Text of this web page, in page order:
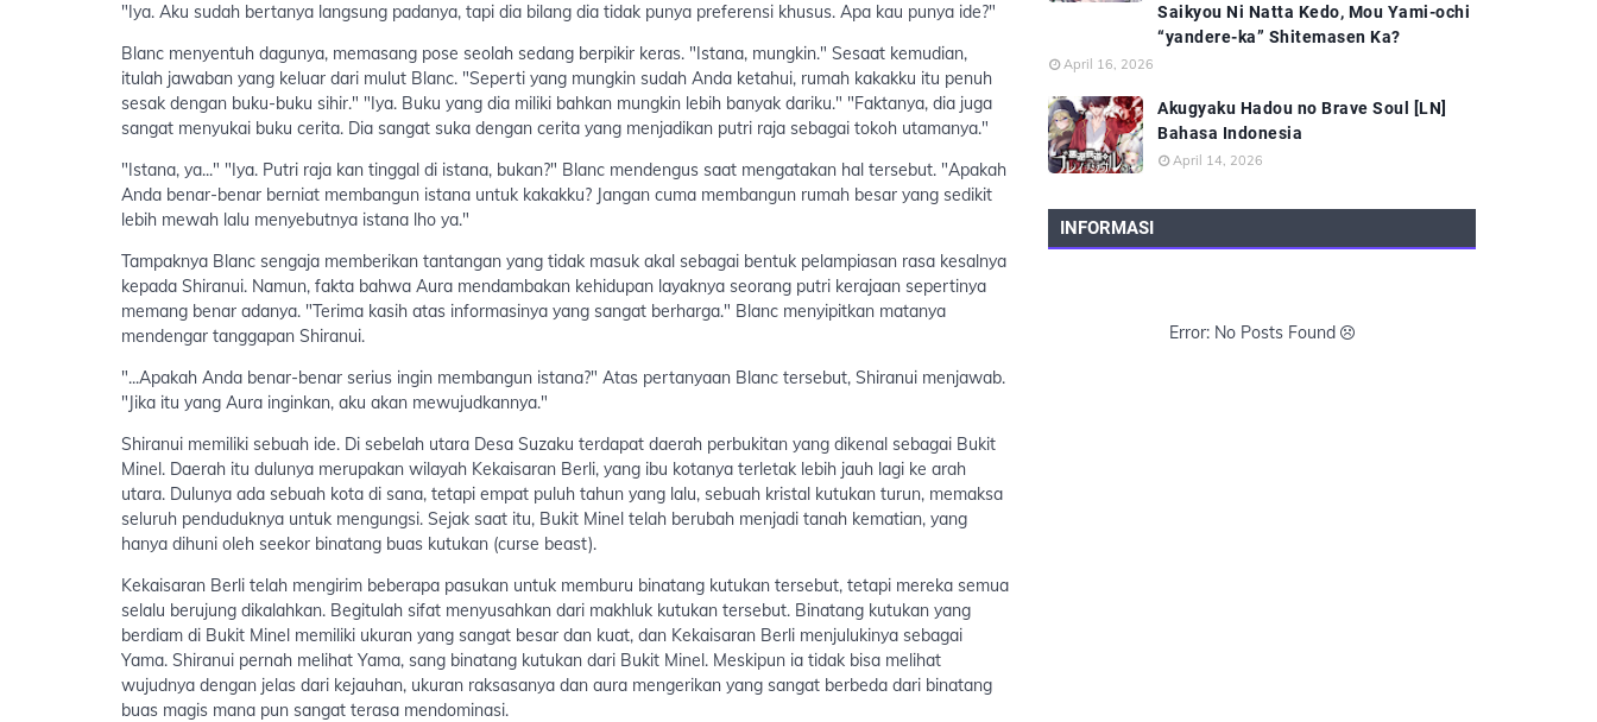
"Iya. Aku sudah bertanya langsung padanya, tapi dia bilang dia tidak punya preferensi khusus. Apa kau punya ide?"
Blanc menyentuh dagunya, memasang pose seolah sedang berpikir keras. "Istana, mungkin." Sesaat kemudian,
itulah jawaban yang keluar dari mulut Blanc. "Seperti yang mungkin sudah Anda ketahui, rumah kakakku itu penuh
sesak dengan buku-buku sihir." "Iya. Buku yang dia miliki bahkan mungkin lebih banyak dariku." "Faktanya, dia juga
sangat menyukai buku cerita. Dia sangat suka dengan cerita yang menjadikan putri raja sebagai tokoh utamanya."
"Istana, ya..." "Iya. Putri raja kan tinggal di istana, bukan?" Blanc mendengus saat mengatakan hal tersebut. "Apakah
Anda benar-benar berniat membangun istana untuk kakakku? Jangan cuma membangun rumah besar yang sedikit
lebih mewah lalu menyebutnya istana lho ya."
Tampaknya Blanc sengaja memberikan tantangan yang tidak masuk akal sebagai bentuk pelampiasan rasa kesalnya
kepada Shiranui. Namun, fakta bahwa Aura mendambakan kehidupan layaknya seorang putri kerajaan sepertinya
memang benar adanya. "Terima kasih atas informasinya yang sangat berharga." Blanc menyipitkan matanya
mendengar tanggapan Shiranui.
"...Apakah Anda benar-benar serius ingin membangun istana?" Atas pertanyaan Blanc tersebut, Shiranui menjawab.
"Jika itu yang Aura inginkan, aku akan mewujudkannya."
Shiranui memiliki sebuah ide. Di sebelah utara Desa Suzaku terdapat daerah perbukitan yang dikenal sebagai Bukit
Minel. Daerah itu dulunya merupakan wilayah Kekaisaran Berli, yang ibu kotanya terletak lebih jauh lagi ke arah
utara. Dulunya ada sebuah kota di sana, tetapi empat puluh tahun yang lalu, sebuah kristal kutukan turun, memaksa
seluruh penduduknya untuk mengungsi. Sejak saat itu, Bukit Minel telah berubah menjadi tanah kematian, yang
hanya dihuni oleh seekor binatang buas kutukan (curse beast).
Kekaisaran Berli telah mengirim beberapa pasukan untuk memburu binatang kutukan tersebut, tetapi mereka semua
selalu berujung dikalahkan. Begitulah sifat menyusahkan dari makhluk kutukan tersebut. Binatang kutukan yang
berdiam di Bukit Minel memiliki ukuran yang sangat besar dan kuat, dan Kekaisaran Berli menjulukinya sebagai
Yama. Shiranui pernah melihat Yama, sang binatang kutukan dari Bukit Minel. Meskipun ia tidak bisa melihat
wujudnya dengan jelas dari kejauhan, ukuran raksasanya dan aura mengerikan yang sangat berbeda dari binatang
buas magis mana pun sangat terasa mendominasi.
Saikyou Ni Natta Kedo, Mou Yami-ochi
“yandere-ka” Shitemasen Ka?
April 16, 2026
Akugyaku Hadou no Brave Soul [LN]
Bahasa Indonesia
April 14, 2026
INFORMASI
Error: No Posts Found